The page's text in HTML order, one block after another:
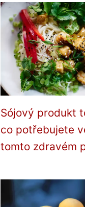
Sójový produkt
co potřebujete
tomto zdravém